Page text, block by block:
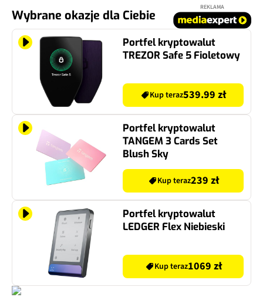
Wybrane okazje dla Ciebie
REKLAMA
Portfel kryptowalut
TREZOR Safe 5 Fioletowy
Kup teraz539.99 zł
Portfel kryptowalut
TANGEM 3 Cards Set
Blush Sky
Kup teraz239 zł
Portfel kryptowalut
LEDGER Flex Niebieski
Kup teraz1069 zł